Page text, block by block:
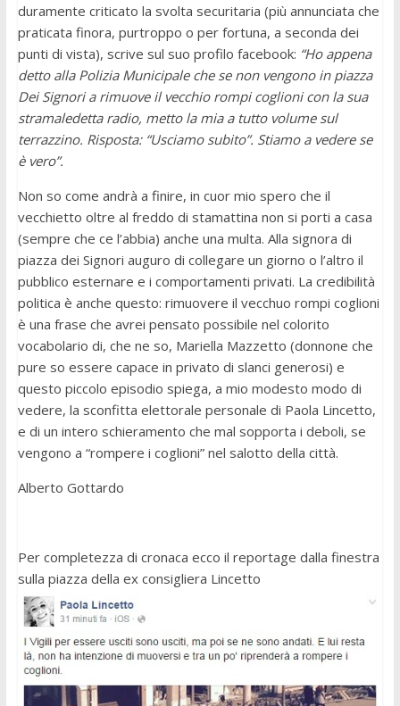
duramente criticato la svolta securitaria (più annunciata che
praticata finora, purtroppo o per fortuna, a seconda dei
punti di vista), scrive sul suo profilo facebook: “Ho appena
detto alla Polizia Municipale che se non vengono in piazza
Dei Signori a rimuove il vecchio rompi coglioni con la sua
stramaledetta radio, metto la mia a tutto volume sul
terrazzino. Risposta: “Usciamo subito”. Stiamo a vedere se
è vero”.
Non so come andrà a finire, in cuor mio spero che il
vecchietto oltre al freddo di stamattina non si porti a casa
(sempre che ce l’abbia) anche una multa. Alla signora di
piazza dei Signori auguro di collegare un giorno o l’altro il
pubblico esternare e i comportamenti privati. La credibilità
politica è anche questo: rimuovere il vecchuo rompi coglioni
è una frase che avrei pensato possibile nel colorito
vocabolario di, che ne so, Mariella Mazzetto (donnone che
pure so essere capace in privato di slanci generosi) e
questo piccolo episodio spiega, a mio modesto modo di
vedere, la sconfitta elettorale personale di Paola Lincetto,
e di un intero schieramento che mal sopporta i deboli, se
vengono a “rompere i coglioni” nel salotto della città.
Alberto Gottardo
Per completezza di cronaca ecco il reportage dalla finestra
sulla piazza della ex consigliera Lincetto